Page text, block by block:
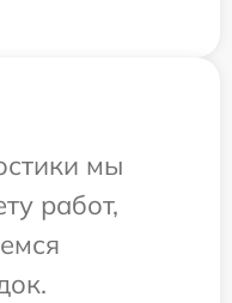
мы
работ,